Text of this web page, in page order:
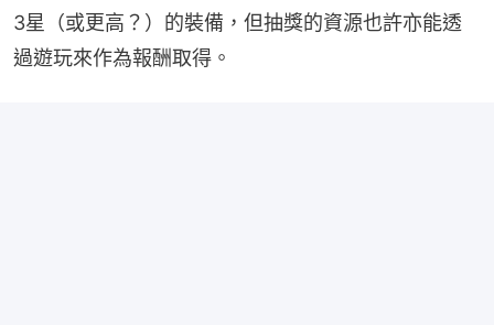
3星（或更高？）的裝備，但抽獎的資源也許亦能透
過遊玩來作為報酬取得。